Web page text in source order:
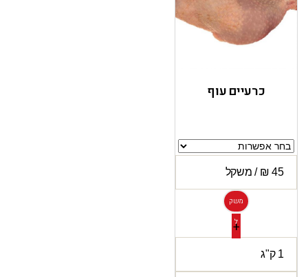
כרעיים עוף
משק
ל
+